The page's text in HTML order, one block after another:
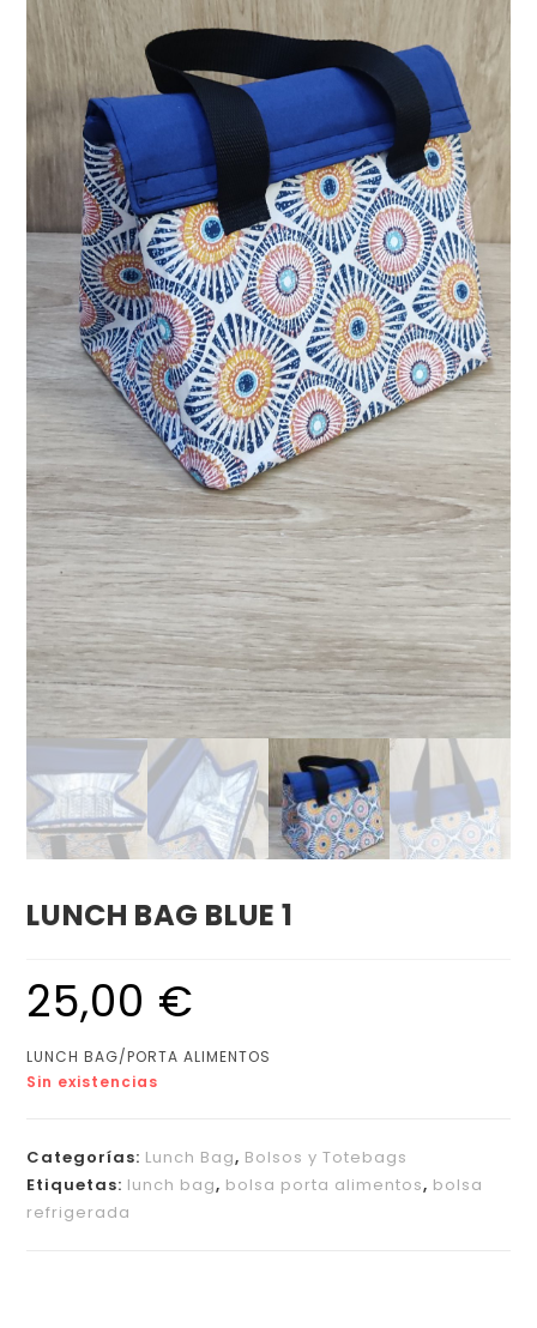
LUNCH BAG BLUE 1
25,00 €
LUNCH BAG/PORTA ALIMENTOS
Sin existencias
Categorías: Lunch Bag, Bolsos y Totebags
Etiquetas: lunch bag, bolsa porta alimentos, bolsa
refrigerada